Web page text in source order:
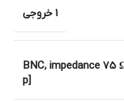
1 خروجی
1 BNC, impedance
p]